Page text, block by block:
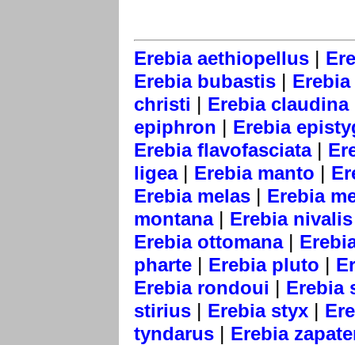
Erebia aethiopellus |
Erebia bubastis |
christi | Erebia claudina
epiphron | Erebia
Erebia flavofasciata|
ligea| Erebia manto |
Erebia melas | Erebia
montana| Erebia nivalis
Erebia ottomana|
pharte | Erebia pluto |
Erebia rondoui | Erebia
stirius | Erebia styx |
tyndarus | Erebia